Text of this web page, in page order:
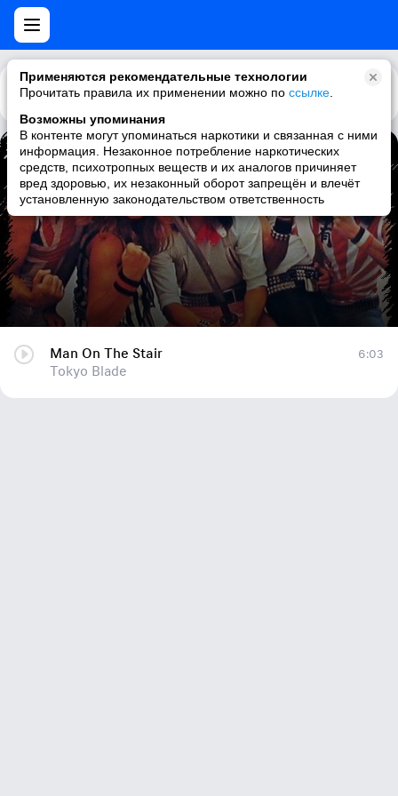
Применяются рекомендательные технологии
Прочитать правила их применении можно по ссылке
Возможны упоминания
В контенте могут упоминаться наркотики и связанная с ними
информация. Незаконное потребление наркотических
средств, психотропных веществ и их аналогов причиняет
вред здоровью, их незаконный оборот запрещён и влечёт
установленную законодательством ответственность
Каталог Рекомендации
Man On The Stair
Tokyo Blade
Man On The Stair
Tokyo Blade
6:03